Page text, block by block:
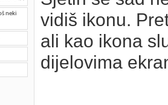
neki
vidiš ikonu.
ali kao ikona
dijelovima